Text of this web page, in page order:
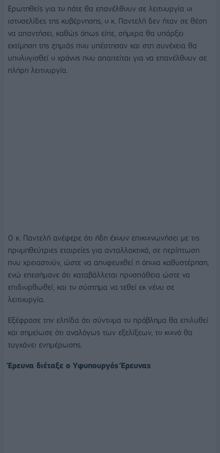
Ερωτηθείς για το πότε θα επανέλθουν σε λειτουργία οι
ιστοσελίδες της κυβέρνησης, ο κ. Παντελή δεν ήταν σε θέση
να απαντήσει, καθώς όπως είπε, σήμερα θα υπάρξει
εκτίμηση της ζημιάς που υπέστησαν και στη συνέχεια θα
υπολογισθεί ο χρόνος που απαιτείται για να επανέλθουν σε
πλήρη λειτουργία.
Ο κ. Παντελή ανέφερε ότι ήδη έχουν επικοινωνήσει με τις
προμηθεύτριες εταιρείες για ανταλλακτικά, σε περίπτωση
που χρειαστούν, ώστε να αποφευχθεί η όποια καθυστέρηση,
ενώ επεσήμανε ότι καταβάλλεται προσπάθεια ώστε να
επιδιορθωθεί, και το σύστημα να τεθεί εκ νέου σε
λειτουργία.
Εξέφρασε την ελπίδα ότι σύντομα το πρόβλημα θα επιλυθεί
και σημείωσε ότι αναλόγως των εξελίξεων, το κοινό θα
τυγχάνει ενημέρωσης.
Έρευνα διέταξε ο Υφυπουργός Έρευνας